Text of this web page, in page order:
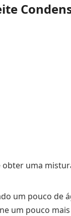
obter uma
um pouco de
um pouco mais